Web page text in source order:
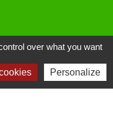
over what you want
Personalize